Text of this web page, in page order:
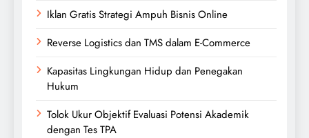
Iklan Gratis Strategi Ampuh Bisnis Online
Reverse Logistics dan TMS dalam E-Commerce
Kapasitas Lingkungan Hidup dan Penegakan
Hukum
Tolok Ukur Objektif Evaluasi Potensi Akademik
dengan Tes TPA